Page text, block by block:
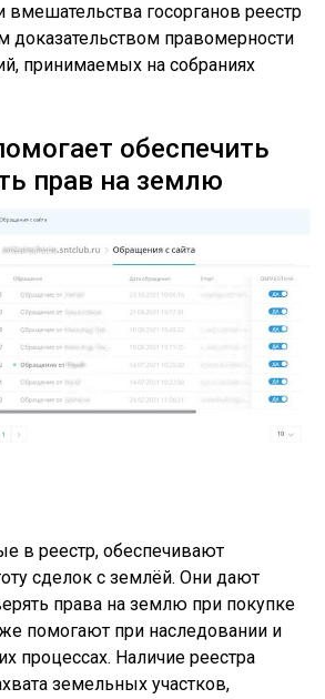
вмешательства госорганов реестр
доказательством правомерности
принимаемых на собраниях
обеспечить
прав на землю
в реестр, обеспечивают
сделок с землёй. Они дают
права на землю при покупке
помогают при наследовании и
процессах. Наличие реестра
земельных участков,